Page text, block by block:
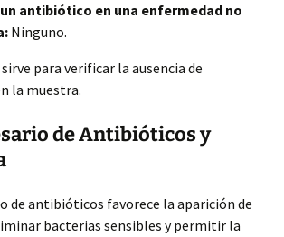
antibiótico en una enfermedad no
Ninguno.
para verificar la ausencia de
la muestra.
de Antibióticos y
de antibióticos favorece la aparición de
bacterias sensibles y permitir la